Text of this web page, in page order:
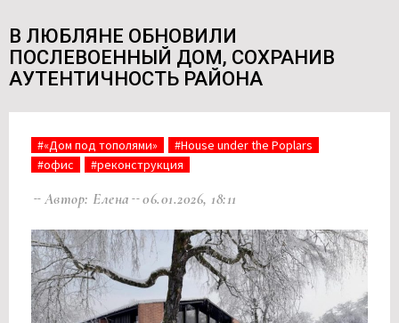
В ЛЮБЛЯНЕ ОБНОВИЛИ
ПОСЛЕВОЕННЫЙ ДОМ, СОХРАНИВ
АУТЕНТИЧНОСТЬ РАЙОНА
#«Дом под тополями»
#House under the Poplars
#офис
#реконструкция
Автор: Елена 06.01.2026, 18:11